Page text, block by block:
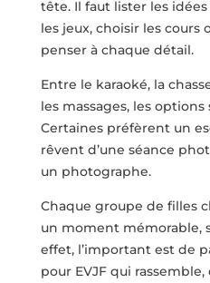
tête. Il faut lister les
les jeux, choisir les cours
penser à chaque détail.
Entre le karaoké, la
les massages, les
Certaines préfèrent un
rêvent d’une séance
un photographe.
Chaque groupe de filles
un moment mémorable,
effet, l’important est de
pour EVJF qui